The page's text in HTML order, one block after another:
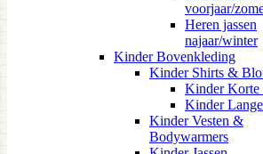
voorjaar/
Heren jassen
najaar/winter
Kinder Bovenkleding
Kinder Shirts &
Kinder Korte
Kinder
Kinder Vesten &
Bodywarmers